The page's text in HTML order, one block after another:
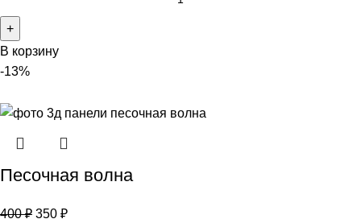
В корзину
-13%
Песочная волна
400₽ 350 ₽